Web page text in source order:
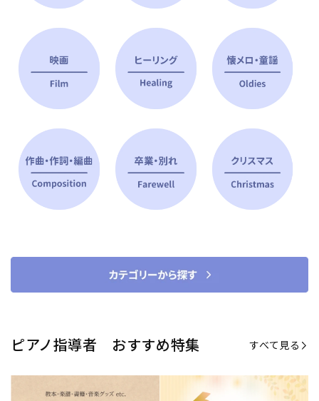
ピアノ指導者 おすすめ特集 すべて見る